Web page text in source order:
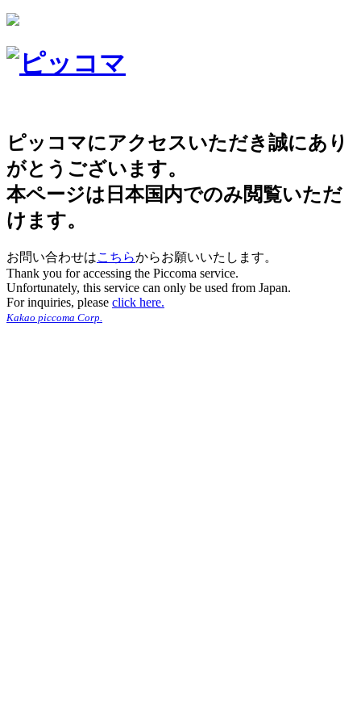
ピッコマにアクセスいただき誠にあり
がとうございます。
本ページは日本国内でのみ閲覧いただ
けます。
お問い合わせはこちらからお願いいたします。
Thank you for accessing the Piccoma service.
Unfortunately, this service can only be used from Japan.
For inquiries, please click here.
Kakao piccoma Corp.